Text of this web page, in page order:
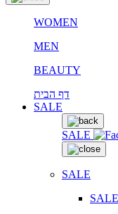
WOMEN
MEN
BEAUTY
דף הבית
SALE
SALE
SALE